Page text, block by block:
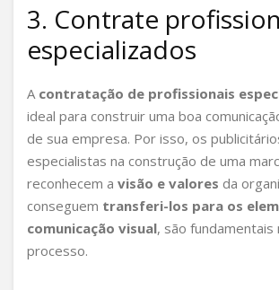
3. Contrate
especializados
A contratação de profissionais
ideal para construir uma boa
de sua empresa. Por isso, os
especialistas na construção de uma
reconhecem a visão e valores da
conseguem transferi-los para os
comunicação visual, são fundamentais
processo.